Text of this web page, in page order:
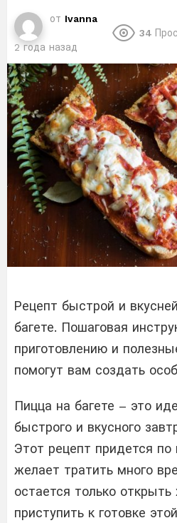
от Ivanna
2 года назад
34
Рецепт быстрой и
багете. Пошаговая
приготовлению и
помогут вам создать
Пицца на багете – это
быстрого и вкусного
Этот рецепт придется по
желает тратить много
остается только открыть
приступить к готовке